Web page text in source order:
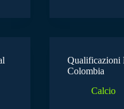
Qualificazioni
Colombia
Calcio